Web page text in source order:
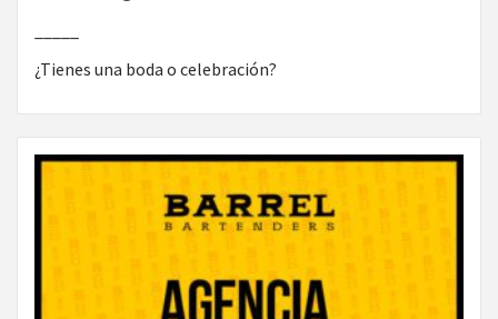
¿Tienes una boda o celebración?